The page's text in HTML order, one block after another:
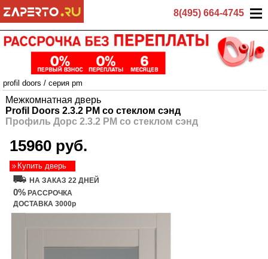
8(495) 664-4745
profil doors / серия pm
Межкомнатная дверь
Profil Doors 2.3.2 PM со стеклом сэнд
Профиль Дорс 2.3.2 PM со стеклом сэнд
15960 руб.
Купить дверь
НА ЗАКАЗ 22 ДНЕЙ
0% РАССРОЧКА
ДОСТАВКА 3000р